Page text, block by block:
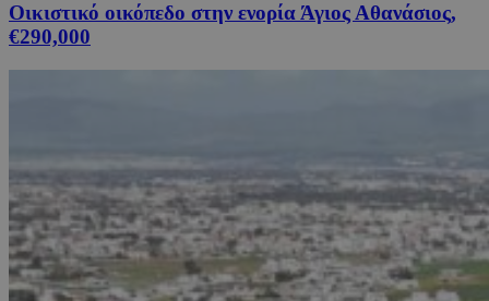
Οικιστικό οικόπεδο στην ενορία Άγιος Αθανάσιος,
€290,000